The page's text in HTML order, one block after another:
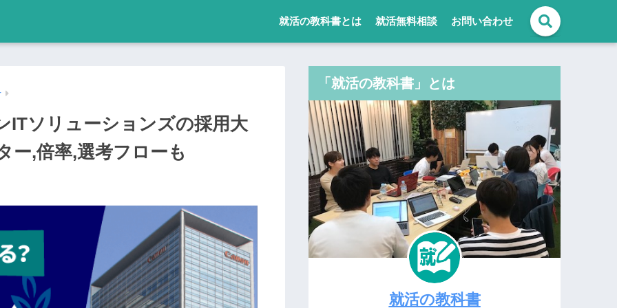
就活の教科書とは 就活無料相談 お問い合わせ
ITソリューションズの採用大
ー,倍率,選考フローも
「就活の教科書」とは
就活の教科書